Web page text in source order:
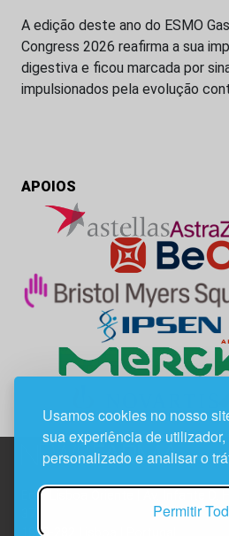
Usamos cookies no nosso
sua experiência de
personalizado e analisar o
Permitir
A edição deste ano do ESMO
Congress 2026 reafirma a sua
digestiva e ficou marcada por
impulsionados pela evolução
APOIOS
Edif. Lisboa Oriente | Av. Infante D.